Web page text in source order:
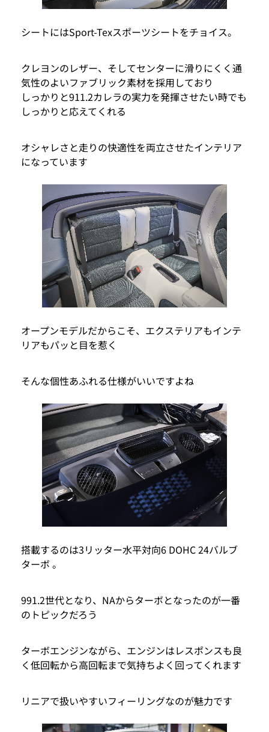
シートにはSport-Texスポーツシートをチョイス。
クレヨンのレザー、そしてセンターに滑りにくく通
気性のよいファブリック素材を採用しており
しっかりと911.2カレラの実力を発揮させたい時でも
しっかりと応えてくれる
オシャレさと走りの快適性を両立させたインテリア
になっています
オープンモデルだからこそ、エクステリアもインテ
リアもパッと目を惹く
そんな個性あふれる仕様がいいですよね
搭載するのは3リッター水平対向6 DOHC 24バルブ
ターボ 。
991.2世代となり、NAからターボとなったのが一番
のトピックだろう
ターボエンジンながら、エンジンはレスポンスも良
く低回転から高回転まで気持ちよく回ってくれます
リニアで扱いやすいフィーリングなのが魅力です